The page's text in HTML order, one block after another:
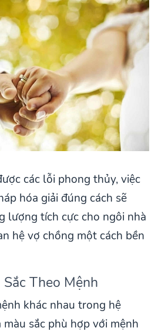
các lỗi phong thủy, việc
hóa giải đúng cách sẽ
lượng tích cực cho ngôi nhà
hệ vợ chồng một cách bền
Theo Mệnh
khác nhau trong hệ
sắc phù hợp với mệnh